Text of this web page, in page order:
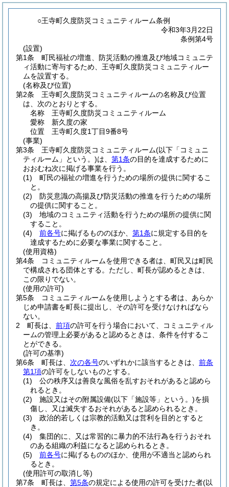
○王寺町久度防災コミュニティルーム条例
令和3年3月22日
条例第4号
(設置)
第1条
町民福祉の増進、防災活動の推進及び地域コミュニテ
ィ活動に寄与するため、王寺町久度防災コミュニティルー
ムを設置する。
(名称及び位置)
第2条
王寺町久度防災コミュニティルームの名称及び位置
は、次のとおりとする。
名称 王寺町久度防災コミュニティルーム
愛称 新久度の家
位置 王寺町久度1丁目9番8号
(事業)
第3条
王寺町久度防災コミュニティルーム(以下「コミュニ
ティルーム」という。)は、 第1条の目的を達成するために
おおむね次に掲げる事業を行う。
(1)
町民の福祉の増進を行うための場所の提供に関するこ
と。
(2)
防災意識の高揚及び防災活動の推進を行うための場所
の提供に関すること。
(3)
地域のコミュニティ活動を行うための場所の提供に関
すること。
(4)
前各号に掲げるもののほか、 第1条に規定する目的を
達成するために必要な事業に関すること。
(使用資格)
第4条
コミュニティルームを使用できる者は、町民又は町民
で構成される団体とする。 ただし、町長が認めるときは、
この限りでない。
(使用の許可)
第5条
コミュニティルームを使用しようとする者は、あらか
じめ申請書を町長に提出し、その許可を受けなければなら
ない。
2
町長は、 前項の許可を行う場合において、コミュニティル
ームの管理上必要があると認めるときは、条件を付するこ
とができる。
(許可の基準)
第6条
町長は、 次の各号のいずれかに該当するときは、 前条
第1項の許可をしないものとする。
(1)
公の秩序又は善良な風俗を乱すおそれがあると認めら
れるとき。
(2)
施設又はその附属設備(以下「施設等」という。)を損
傷し、又は滅失するおそれがあると認められるとき。
(3)
政治的若しくは宗教的活動又は営利を目的とすると
き。
(4)
集団的に、又は常習的に暴力的不法行為を行うおそれ
のある組織の利益になると認められるとき。
(5)
前各号に掲げるもののほか、使用が不適当と認められ
るとき。
(使用許可の取消し等)
第7条
町長は、 第5条の規定による使用の許可を受けた者(以